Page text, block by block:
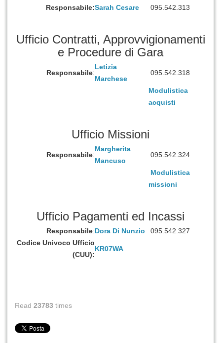
Responsabile:Sarah Cesare 095.542.313
Ufficio Contratti, Approvvigionamenti
e Procedure di Gara
Responsabile:
Letizia
Marchese
095.542.318
Modulistica
acquisti
Ufficio Missioni
Responsabile:
Margherita
Mancuso
095.542.324
Modulistica
missioni
Ufficio Pagamenti ed Incassi
Responsabile:Dora Di Nunzio
095.542.327
Codice Univoco Ufficio
(CUU):
KR07WA
Read 23783 times